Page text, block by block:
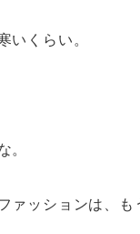
くらい。
ァッションは、